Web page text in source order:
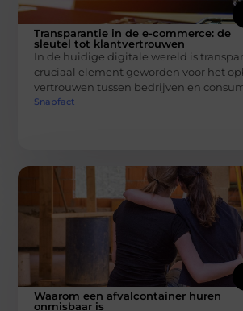
Transparantie in de e-commerce: de
sleutel tot klantvertrouwen
In de huidige digitale wereld is
cruciaal element geworden voor het
vertrouwen tussen bedrijven en
Snapfact
Waarom een afvalcontainer huren
onmisbaar is